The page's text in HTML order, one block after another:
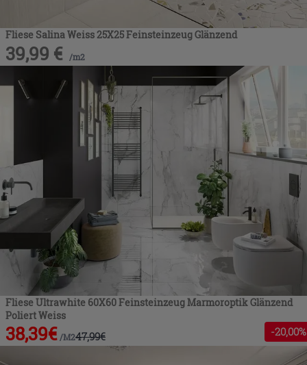
Fliese Salina Weiss 25X25 Feinsteinzeug Glänzend
39,99 € /m2
Fliese Ultrawhite 60X60 Feinsteinzeug Marmoroptik Glänzend
Poliert Weiss
38,39€ /M247,99€ -20,00%